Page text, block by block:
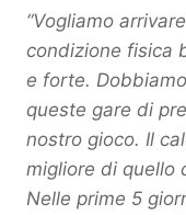
“Vogliamo
condizione fisica
e forte.
queste gare di
nostro gioco. Il
migliore di quello
Nelle prime 5